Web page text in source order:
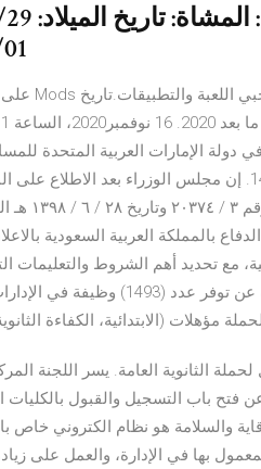
دولة الإمارات العربية المتحدة
مجلس الوزراء رقم 25 بتاريخ 23 / 1 / 1406. إن مجلس
خطاب صاحب
تقوم وزارة الدفاع بالمملكة العربية
مع تحديد أهم الشروط والتعليمات
الإدارة العامة للمرافق والشؤون
مؤهلات (الابتدائية، الكفاءة
الثانوية العامة. يسر اللجنة
فتح باب التسجيل والقبول
والسلامة هو نظام الكتروني خاص
بها في الإدارة، والعمل على